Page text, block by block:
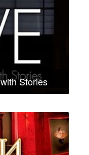
Stories